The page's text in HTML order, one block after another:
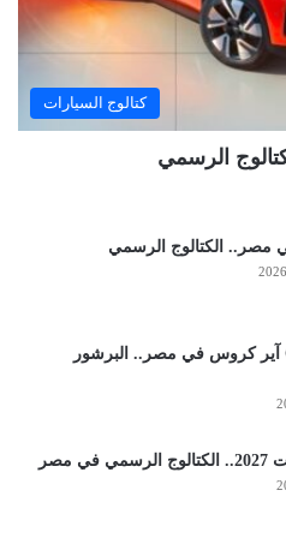
كتالوج السيارات
الرسمي
سيتروين C3 آير كروس في مصر.. البرشور
مصر